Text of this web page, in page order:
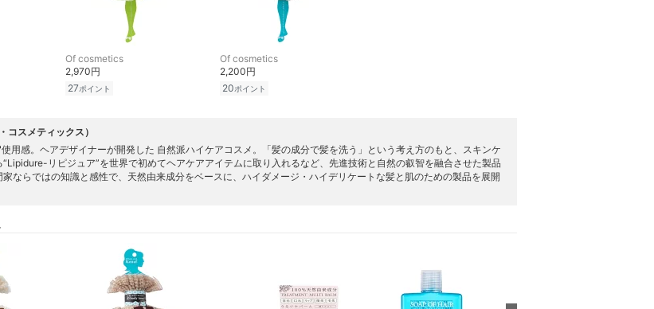
Of cosmetics
2,970円
27ポイント
Of cosmetics
2,200円
20ポイント
スメティックス）
用感。ヘアデザイナーが開発した 自然派ハイケアコスメ。「髪の成分で髪を洗う」という考え方のもと、スキンケ
リピジュア”を世界で初めてヘアケアアイテムに取り入れるなど、先進技術と自然の叡智を融合させた製品
ならではの知識と感性で、天然由来成分をベースに、ハイダメージ・ハイデリケートな髪と肌のための製品を展開